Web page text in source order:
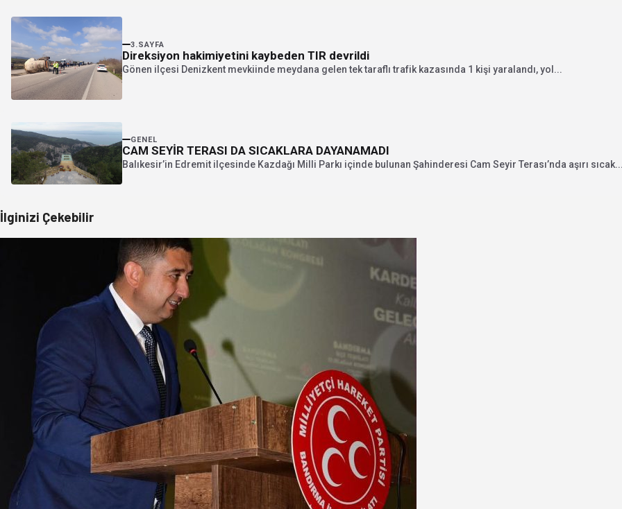
3.SAYFA
Direksiyon hakimiyetini kaybeden TIR devrildi
Gönen ilçesi Denizkent mevkiinde meydana gelen tek taraflı trafik kazasında 1 kişi yaralandı, yol...
GENEL
CAM SEYİR TERASI DA SICAKLARA DAYANAMADI
Balıkesir’in Edremit ilçesinde Kazdağı Milli Parkı içinde bulunan Şahinderesi Cam Seyir Terası’nda aşırı
İlginizi Çekebilir